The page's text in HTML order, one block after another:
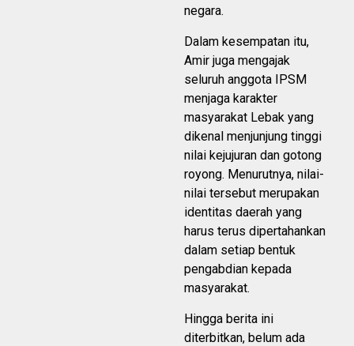
negara.
Dalam kesempatan itu,
Amir juga mengajak
seluruh anggota IPSM
menjaga karakter
masyarakat Lebak yang
dikenal menjunjung tinggi
nilai kejujuran dan gotong
royong. Menurutnya, nilai-
nilai tersebut merupakan
identitas daerah yang
harus terus dipertahankan
dalam setiap bentuk
pengabdian kepada
masyarakat.
Hingga berita ini
diterbitkan, belum ada